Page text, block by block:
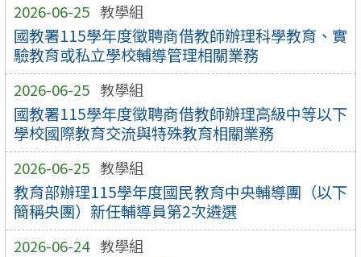
2026-06-25 教學組
國教署115學年度徵聘商借教師辦理科學教育、實
驗教育或私立學校輔導管理相關業務
2026-06-25 教學組
國教署115學年度徵聘商借教師辦理高級中等以下
學校國際教育交流與特殊教育相關業務
2026-06-25 教學組
教育部辦理115學年度國民教育中央輔導團（以下
簡稱央團）新任輔導員第2次遴選
2026-06-24 教學組